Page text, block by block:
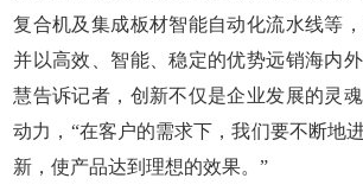
复合机及集成板材智能自动化流水线等，
并以高效、智能、稳定的优势远销海内
慧告诉记者，创新不仅是企业发展的灵
动力，“在客户的需求下，我们要不断地
新，使产品达到理想的效果。”